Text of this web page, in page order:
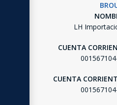
LH
CUENTA
CUENTA